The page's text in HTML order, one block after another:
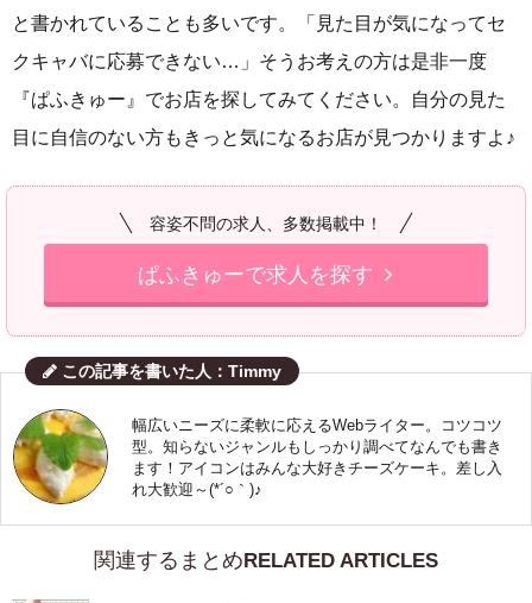
と書かれていることも多いです。「見た目が気になってセ
クキャバに応募できない…」そうお考えの方は是非一度
『ぱふきゅー』でお店を探してみてください。自分の見た
目に自信のない方もきっと気になるお店が見つかりますよ♪
容姿不問の求人、多数掲載中！
ぱふきゅーで求人を探す
この記事を書いた人：Timmy
幅広いニーズに柔軟に応えるWebライター。コツコツ
型。知らないジャンルもしっかり調べてなんでも書き
ます！アイコンはみんな大好きチーズケーキ。差し入
れ大歓迎～(*´○｀)♪
関連するまとめ